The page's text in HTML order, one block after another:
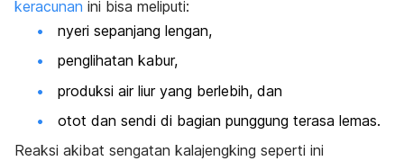
keracunan ini bisa meliputi:
nyeri sepanjang lengan,
penglihatan kabur,
produksi air liur yang berlebih, dan
otot dan sendi di bagian punggung terasa lemas.
Reaksi akibat sengatan kalajengking seperti ini